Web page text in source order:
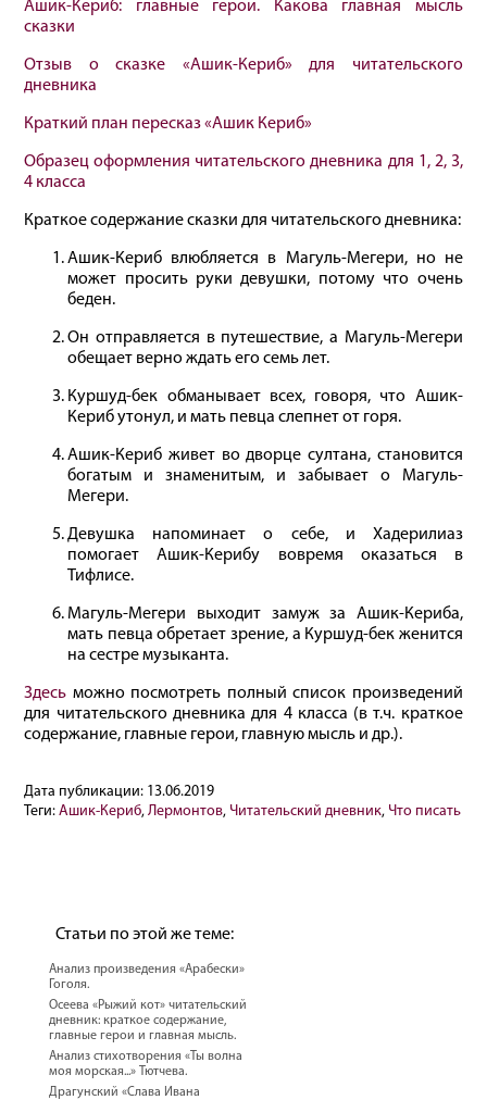
Ашик‐Кериб: главные герои. Какова главная мысль
сказки
Отзыв о сказке «Ашик‐Кериб» для читательского
дневника
Краткий план пересказ «Ашик Кериб»
Образец оформления читательского дневника для 1, 2, 3,
4 класса
Краткое содержание сказки для читательского дневника:
Ашик-Кериб влюбляется в Магуль-Мегери, но не
может просить руки девушки, потому что очень
беден.
Он отправляется в путешествие, а Магуль-Мегери
обещает верно ждать его семь лет.
Куршуд-бек обманывает всех, говоря, что Ашик-
Кериб утонул, и мать певца слепнет от горя.
Ашик-Кериб живет во дворце султана, становится
богатым и знаменитым, и забывает о Магуль-
Мегери.
Девушка напоминает о себе, и Хадерилиаз
помогает Ашик-Керибу вовремя оказаться в
Тифлисе.
Магуль-Мегери выходит замуж за Ашик-Кериба,
мать певца обретает зрение, а Куршуд-бек женится
на сестре музыканта.
Здесь можно посмотреть полный список произведений
для читательского дневника для 4 класса (в т.ч. краткое
содержание, главные герои, главную мысль и др.).
Дата публикации: 13.06.2019
Теги:Ашик-Кериб,Лермонтов, Читательский дневник, Что писать
Статьи по этой же теме:
Анализ произведения «Арабески»
Гоголя.
Осеева «Рыжий кот» читательский
дневник: краткое содержание,
главные герои и главная мысль.
Анализ стихотворения «Ты волна
моя морская...» Тютчева.
Драгунский «Слава Ивана